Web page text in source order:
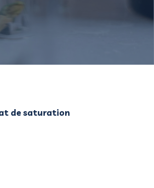
de saturation